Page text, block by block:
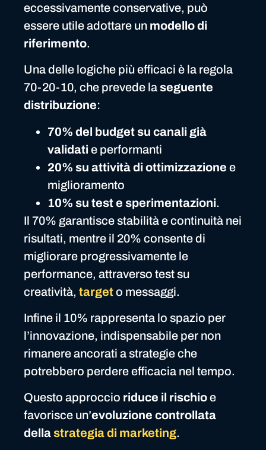
eccessivamente conservative, può
essere utile adottare un modello di
riferimento.
Una delle logiche più efficaci è la regola
70-20-10, che prevede laseguente
distribuzione:
70% del budget su canali già
validati e performanti
20% su attività di ottimizzazione e
miglioramento
10% su test e sperimentazioni.
Il 70% garantisce stabilità e continuità nei
risultati, mentre il 20% consente di
migliorare progressivamente le
performance, attraverso test su
creatività, targeto messaggi.
Infine il 10% rappresenta lo spazio per
l’innovazione, indispensabile per non
rimanere ancorati a strategie che
potrebbero perdere efficacia nel tempo.
Questo approccio riduce il rischioe
favorisce un’evoluzione controllata
dellastrategia di marketing.